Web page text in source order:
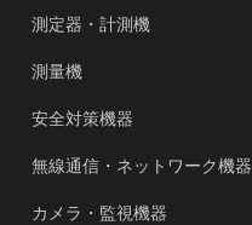
測定器・計測機
測量機
安全対策機器
無線通信・ネットワーク機器
カメラ・監視機器